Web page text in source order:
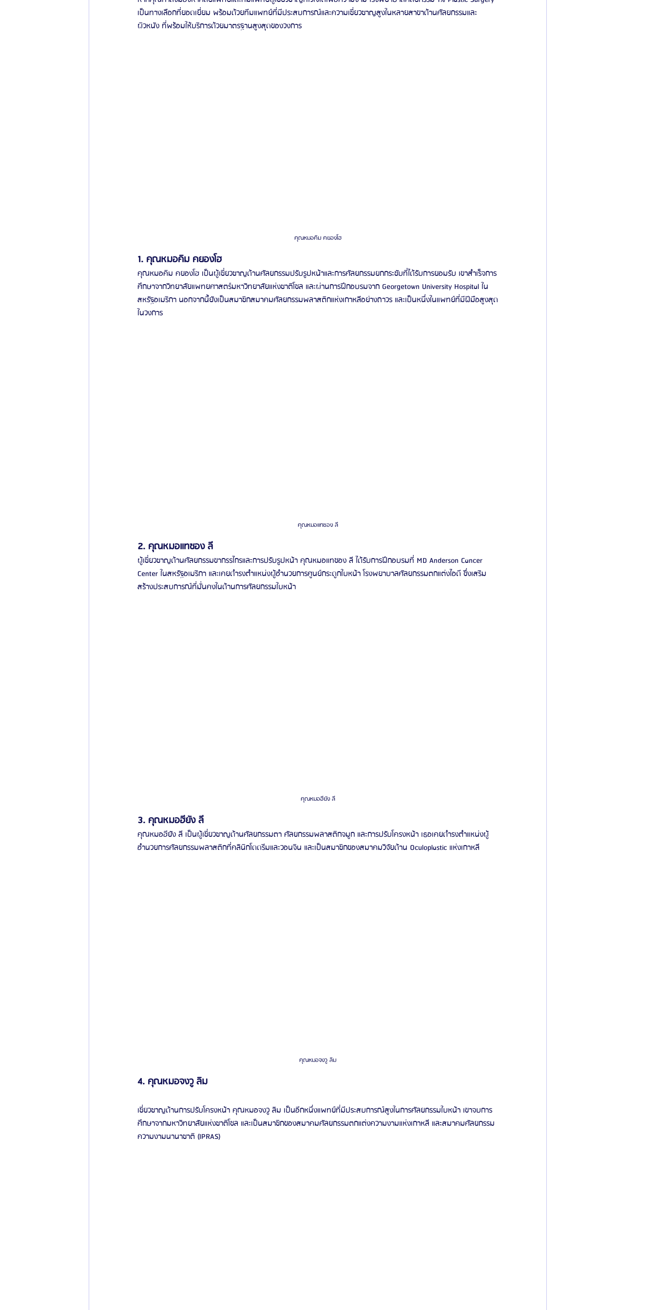
เป็นทางเลือกที่ยอดเยี่ยม พร้อมด้วยทีมแพทย์ที่มีประสบการณ์และความเชี่ยวชาญสูงในหลายสาขาด้านศัลยกรรมและ
ผิวหนัง ที่พร้อมให้บริการด้วยมาตรฐานสูงสุดของวงการ
คุณหมอคิม คยองโฮ
1. คุณหมอคิม คยองโฮ
คุณหมอคิม คยองโฮ เป็นผู้เชี่ยวชาญด้านศัลยกรรมปรับรูปหน้าและการศัลยกรรมยกกระชับที่ได้รับการยอมรับ เขาสำเร็จการ
ศึกษาจากวิทยาลัยแพทยศาสตร์มหาวิทยาลัยแห่งชาติโซล และผ่านการฝึกอบรมจาก Georgetown University Hospital ใน
สหรัฐอเมริกา นอกจากนี้ยังเป็นสมาชิกสมาคมศัลยกรรมพลาสติกแห่งเกาหลีอย่างถาวร และเป็นหนึ่งในแพทย์ที่มีฝีมือสูงสุด
ในวงการ
คุณหมอแทซอง ลี
2. คุณหมอแทซอง ลี
ผู้เชี่ยวชาญด้านศัลยกรรมขากรรไกรและการปรับรูปหน้า คุณหมอแทซอง ลี ได้รับการฝึกอบรมที่ MD Anderson Cancer
Center ในสหรัฐอเมริกา และเคยดำรงตำแหน่งผู้อำนวยการศูนย์กระดูกใบหน้า โรงพยาบาลศัลยกรรมตกแต่งไอดี ซึ่งเสริม
สร้างประสบการณ์ที่มั่นคงในด้านการศัลยกรรมใบหน้า
คุณหมอฮียัง ลี
3. คุณหมอฮียัง ลี
คุณหมอฮียัง ลี เป็นผู้เชี่ยวชาญด้านศัลยกรรมตา ศัลยกรรมพลาสติกจมูก และการปรับโครงหน้า เธอเคยดำรงตำแหน่งผู้
อำนวยการศัลยกรรมพลาสติกที่คลินิกโดดรีมและวอนจิน และเป็นสมาชิกของสมาคมวิจัยด้าน Oculoplastic แห่งเกาหลี
คุณหมอจงวู ลิม
4. คุณหมอจงวู ลิม
เชี่ยวชาญด้านการปรับโครงหน้า คุณหมอจงวู ลิม เป็นอีกหนึ่งแพทย์ที่มีประสบการณ์สูงในการศัลยกรรมใบหน้า เขาจบการ
ศึกษาจากมหาวิทยาลัยแห่งชาติโซล และเป็นสมาชิกของสมาคมศัลยกรรมตกแต่งความงามแห่งเกาหลี และสมาคมศัลยกรรม
ความงามนานาชาติ (IPRAS)